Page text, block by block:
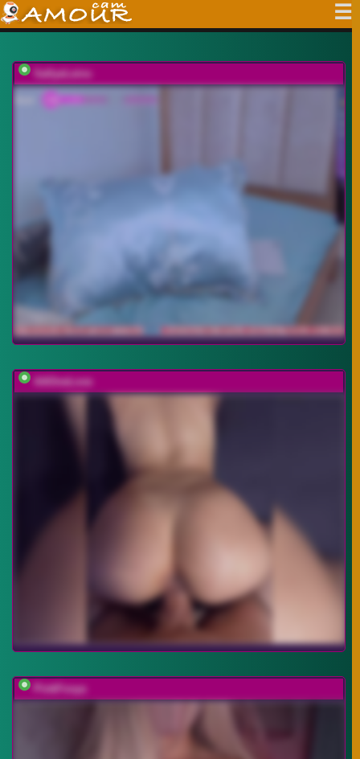
SallyeLeins
AAOneLove
PinkFoxya